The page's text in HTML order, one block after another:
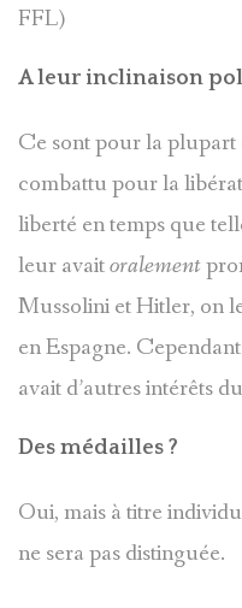
FFL)
A leur inclinaison
Ce sont pour la plupart
combattu pour la
liberté en temps que
leur avaitoralement
Mussolini et Hitler, on
en Espagne.
avait d’autres intérêts
Des médailles ?
Oui, mais à titre
ne sera pas distinguée.